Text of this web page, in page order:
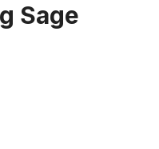
Sage